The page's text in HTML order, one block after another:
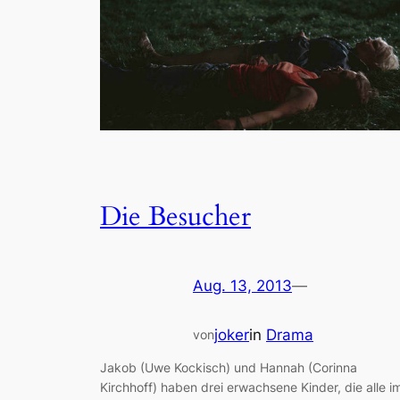
Die Besucher
Aug. 13, 2013—
vonjokerin Drama
Jakob (Uwe Kockisch) und Hannah (Corinna
Kirchhoff) haben drei erwachsene Kinder, die alle